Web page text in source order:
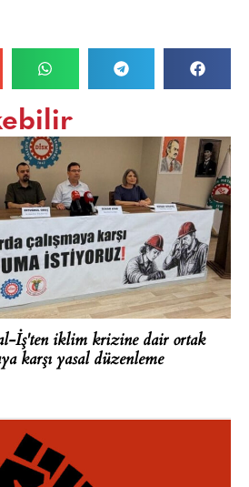
İş'ten iklim krizine dair ortak
karşı yasal düzenleme